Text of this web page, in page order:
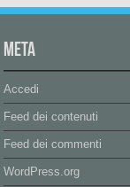
Meta
Accedi
Feed dei contenuti
Feed dei commenti
WordPress.org